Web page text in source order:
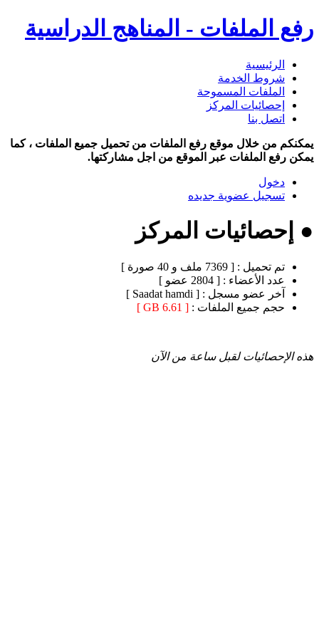
رفع الملفات - المناهج الدراسية
الرئيسية
شروط الخدمة
الملفات المسموحة
إحصائيات المركز
اتصل بنا
يمكنكم من خلال موقع رفع الملفات من تحميل جميع الملفات ، كما
يمكن رفع الملفات عبر الموقع من اجل مشاركتها.
دخول
تسجيل عضوية جديده
● إحصائيات المركز
تم تحميل : [ 7369 ملف و 40 صورة ]
عدد الأعضاء : [ 2804 عضو ]
آخر عضو مسجل : [ Saadat hamdi ]
حجم جميع الملفات : [ 6.61 GB ]
هذه الإحصائيات لقبل ساعة من الآن